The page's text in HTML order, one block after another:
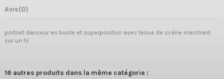
Avis(0)
portrait danseur en buste et superposition avec tenue de scéne marchant
sur un fil
16 autres produits dans la même catégorie :